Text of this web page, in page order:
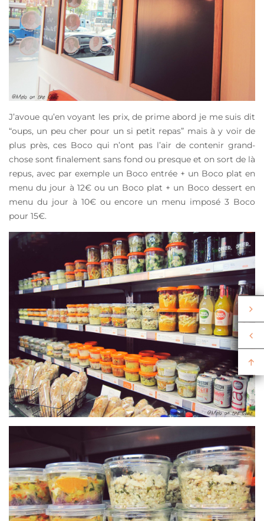
J’avoue qu’en voyant les prix, de prime abord je me suis dit
“oups, un peu cher pour un si petit repas” mais à y voir de
plus près, ces Boco qui n’ont pas l’air de contenir grand-
chose sont finalement sans fond ou presque et on sort de là
repus, avec par exemple un Boco entrée + un Boco plat en
menu du jour à 12€ ou un Boco plat + un Boco dessert en
menu du jour à 10€ ou encore un menu imposé 3 Boco
pour 15€.